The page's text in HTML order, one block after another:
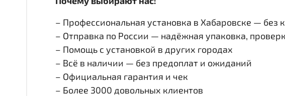
– Профессиональная установка в Хабаровске — без
– Отправка по России — надёжная упаковка,
– Помощь с установкой в других городах
– Всё в наличии — без предоплат и ожиданий
– Официальная гарантия и чек
– Более 3000 довольных клиентов